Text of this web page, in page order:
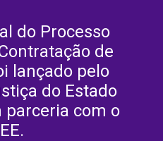
do Processo
de
lançado pelo
do Estado
parceria com o